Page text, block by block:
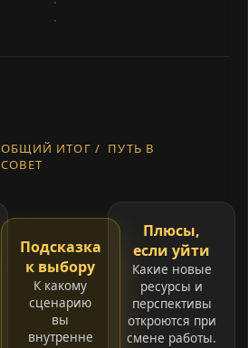
ОБЩИЙ ИТОГ /
СОВЕТ
Подсказка
к выбору
К какому
сценарию
вы
внутренне
ПУТЬ B
Плюсы,
если уйти
Какие новые
ресурсы и
перспективы
откроются при
смене работы.